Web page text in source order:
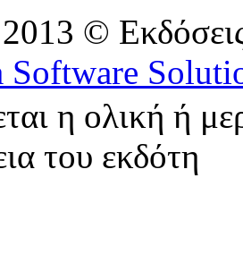
©
Software
η ολική ή
του εκδότη